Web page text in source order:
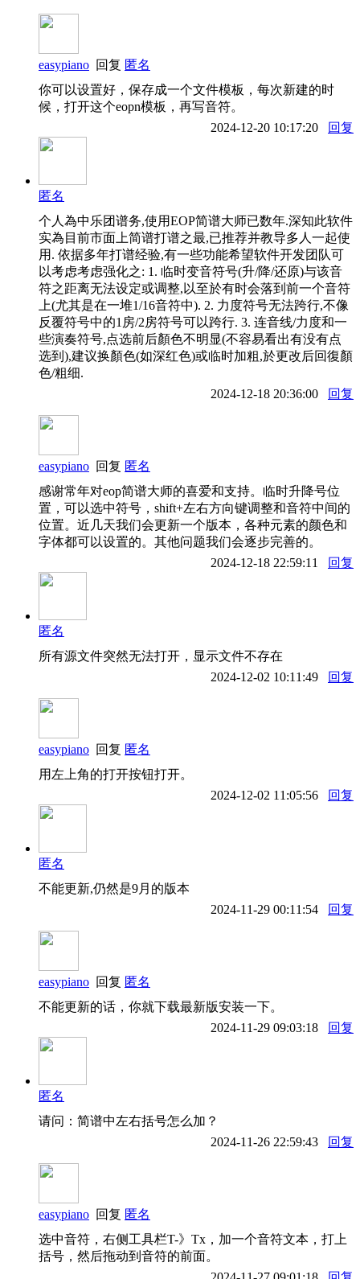
easypiano 回复 匿名
你可以设置好，保存成一个文件模板，每次新建的时
候，打开这个eopn模板，再写音符。
2024-12-20 10:17:20
回复
匿名
个人為中乐团谱务,使用EOP简谱大师已数年.深知此软件
实為目前市面上简谱打谱之最,已推荐并教导多人一起使
用. 依据多年打谱经验,有一些功能希望软件开发团队可
以考虑考虑强化之: 1. 临时变音符号(升/降/还原)与该音
符之距离无法设定或调整,以至於有时会落到前一个音符
上(尤其是在一堆1/16音符中). 2. 力度符号无法跨行,不像
反覆符号中的1房/2房符号可以跨行. 3. 连音线/力度和一
些演奏符号,点选前后顏色不明显(不容易看出有没有点
选到),建议换顏色(如深红色)或临时加粗,於更改后回復顏
色/粗细.
2024-12-18 20:36:00
回复
easypiano 回复 匿名
感谢常年对eop简谱大师的喜爱和支持。临时升降号位
置，可以选中符号，shift+左右方向键调整和音符中间的
位置。近几天我们会更新一个版本，各种元素的颜色和
字体都可以设置的。其他问题我们会逐步完善的。
2024-12-18 22:59:11
回复
匿名
所有源文件突然无法打开，显示文件不存在
2024-12-02 10:11:49
回复
easypiano 回复 匿名
用左上角的打开按钮打开。
2024-12-02 11:05:56
回复
匿名
不能更新,仍然是9月的版本
2024-11-29 00:11:54
回复
easypiano 回复 匿名
不能更新的话，你就下载最新版安装一下。
2024-11-29 09:03:18
回复
匿名
请问：简谱中左右括号怎么加？
2024-11-26 22:59:43
回复
easypiano 回复 匿名
选中音符，右侧工具栏T-》Tx，加一个音符文本，打上
括号，然后拖动到音符的前面。